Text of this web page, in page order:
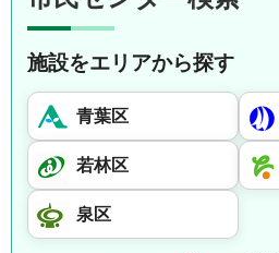
施設をエリアから探す
青葉区
若林区
泉区